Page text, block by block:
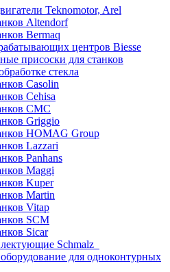
Teknomotor, Arel
Altendorf
Bermaq
центров Biesse
присоски для станков
стекла
Casolin
Cehisa
CMC
Griggio
HOMAG Group
Lazzari
Panhans
Maggi
Kuper
Martin
Vitap
SCM
Sicar
Schmalz
для одноконтурных